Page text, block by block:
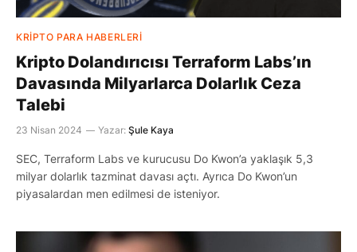
KRIPTO PARA HABERLERI
Kripto Dolandırıcısı Terraform Labs’ın
Davasında Milyarlarca Dolarlık Ceza
Talebi
23 Nisan 2024 Yazar: Şule Kaya
SEC, Terraform Labs ve kurucusu Do Kwon’a yaklaşık 5,3
milyar dolarlık tazminat davası açtı. Ayrıca Do Kwon’un
piyasalardan men edilmesi de isteniyor.